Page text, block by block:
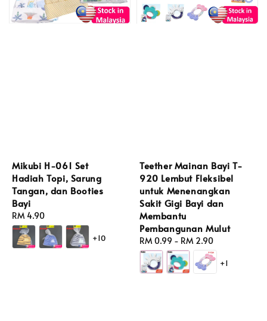
Mikubi H-061 Set
Hadiah Topi, Sarung
Tangan, dan Booties
Bayi
Regular
price
RM 4.90
+10
Teether Mainan Bayi T-
920 Lembut Fleksibel
untuk Menenangkan
Sakit Gigi Bayi dan
Membantu
Pembangunan Mulut
Regular
price
RM 0.99 - RM 2.90
+1